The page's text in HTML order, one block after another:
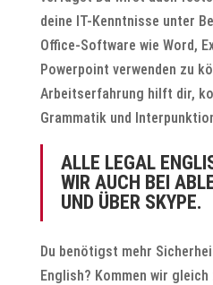
deine IT-Kenntnisse unter
Office-Software wie Word,
Powerpoint verwenden zu
Arbeitserfahrung hilft dir,
Grammatik und
ALLE LEGAL
WIR AUCH BEI
UND ÜBER SKYPE.
Du benötigst mehr
English? Kommen wir gleich